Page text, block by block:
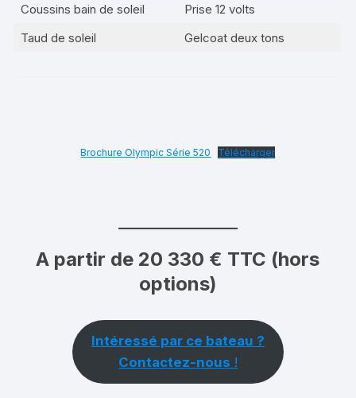
Coussins bain de soleil
Prise 12 volts
Taud de soleil
Gelcoat deux tons
Brochure Olympic Série 520 Télécharger
A partir de 20 330 € TTC (hors
options)
Intéressé par ce bateau ?
Contactez-nous !